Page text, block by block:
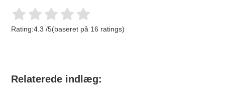
Rating:4.3 /5(baseret på 16 ratings)
Relaterede indlæg: